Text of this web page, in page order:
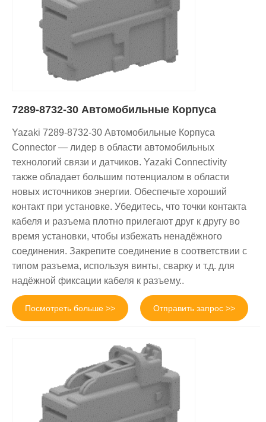
7289-8732-30 Автомобильные Корпуса
Yazaki 7289-8732-30 Автомобильные Корпуса
Connector — лидер в области автомобильных
технологий связи и датчиков. Yazaki Connectivity
также обладает большим потенциалом в области
новых источников энергии. Обеспечьте хороший
контакт при установке. Убедитесь, что точки контакта
кабеля и разъема плотно прилегают друг к другу во
время установки, чтобы избежать ненадёжного
соединения. Закрепите соединение в соответствии с
типом разъема, используя винты, сварку и т.д. для
надёжной фиксации кабеля к разъему..
Посмотреть больше >> Отправить запрос >>